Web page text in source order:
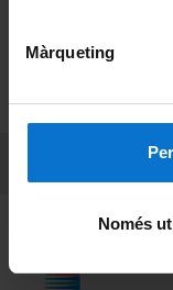
Màrqueting
Només
Fundadora de la